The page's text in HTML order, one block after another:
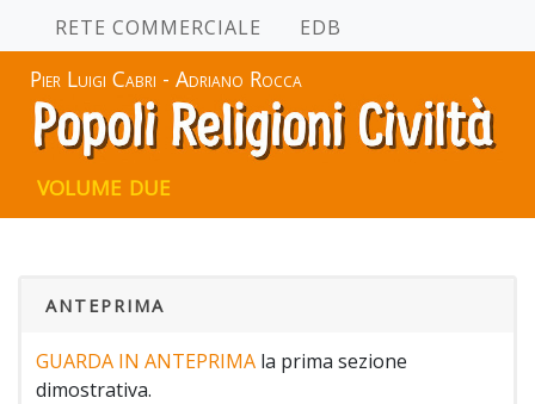
RETE COMMERCIALE
EDB
Pier Luigi Cabri - Adriano Rocca
volume due
ANTEPRIMA
GUARDA IN ANTEPRIMA la prima sezione
dimostrativa.